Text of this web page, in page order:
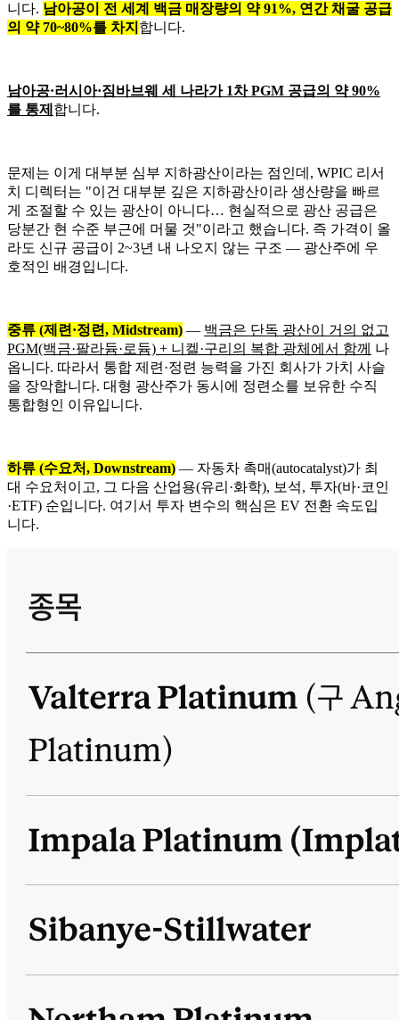
니다. 남아공이 전 세계 백금 매장량의 약 91%, 연간 채굴 공급
의 약 70~80%를 차지 합니다.
남아공·러시아·짐바브웨 세 나라가 1차 PGM 공급의 약 90%
를 통제 합니다.
문제는 이게 대부분 심부 지하광산이라는 점인데, WPIC 리서
치 디렉터는 "이건 대부분 깊은 지하광산이라 생산량을 빠르
게 조절할 수 있는 광산이 아니다… 현실적으로 광산 공급은
당분간 현 수준 부근에 머물 것"이라고 했습니다. 즉 가격이 올
라도 신규 공급이 2~3년 내 나오지 않는 구조 — 광산주에 우
호적인 배경입니다.
중류 (제련·정련, Midstream) — 백금은 단독 광산이 거의 없고
PGM(백금·팔라듐·로듐) + 니켈·구리의 복합 광체에서 함께 나
옵니다. 따라서 통합 제련·정련 능력을 가진 회사가 가치 사슬
을 장악합니다. 대형 광산주가 동시에 정련소를 보유한 수직
통합형인 이유입니다.
하류 (수요처, Downstream) — 자동차 촉매(autocatalyst)가 최
대 수요처이고, 그 다음 산업용(유리·화학), 보석, 투자(바·코인
·ETF) 순입니다. 여기서 투자 변수의 핵심은 EV 전환 속도입
니다.